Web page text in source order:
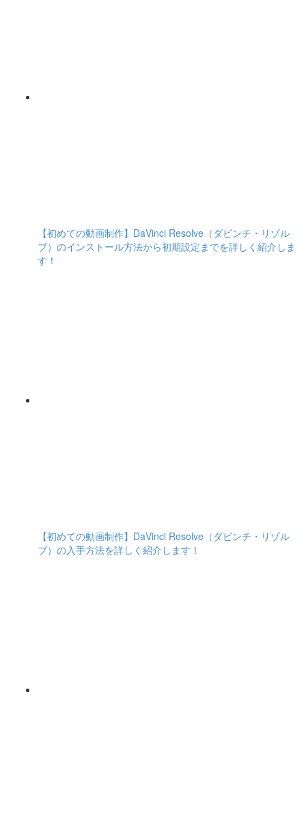
【初めての動画制作】DaVinci Resolve（ダビンチ・リゾル
ブ）のインストール方法から初期設定までを詳しく紹介しま
す！
【初めての動画制作】DaVinci Resolve（ダビンチ・リゾル
ブ）の入手方法を詳しく紹介します！